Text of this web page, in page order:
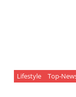
Lifestyle Top-